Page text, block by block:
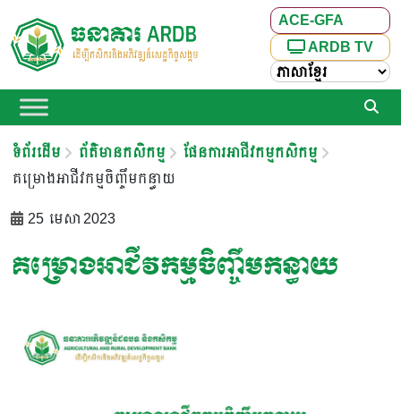
ACE-GFA
ARDB TV
ទំព័រដើម ព័ត៌មានកសិកម្ម
ផែនការអាជីវកម្មកសិកម្ម
គម្រោងអាជីវកម្មចិញ្ចឹមកន្ធាយ
25 មេសា 2023
គម្រោងអាជីវកម្មចិញ្ចឹមកន្ធាយ